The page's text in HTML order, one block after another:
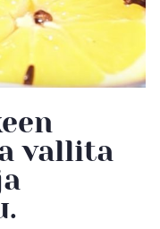
vallita